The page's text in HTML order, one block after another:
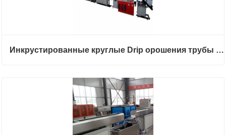
Инкрустированные круглые Drip орошения трубы Изготовление машины